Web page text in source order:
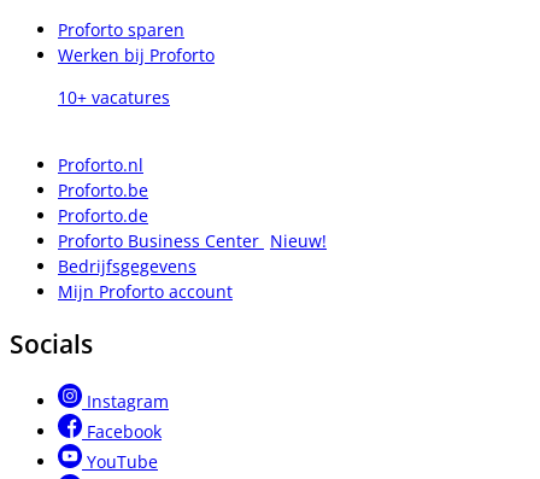
Proforto sparen
Werken bij Proforto
10+ vacatures
Proforto.nl
Proforto.be
Proforto.de
Proforto Business Center Nieuw!
Bedrijfsgegevens
Mijn Proforto account
Socials
Instagram
Facebook
YouTube